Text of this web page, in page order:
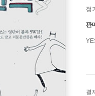
정
판
결